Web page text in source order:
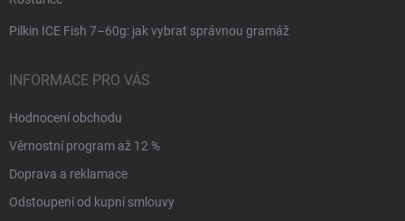
Pilkin ICE Fish 7–60g: jak vybrat správnou gramáž
INFORMACE PRO VÁS
Hodnocení obchodu
Věrnostní program až 12 %
Doprava a reklamace
Odstoupení od kupní smlouvy